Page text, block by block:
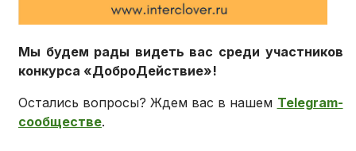
Мы будем рады видеть вас среди участников
конкурса «ДоброДействие»!
Остались вопросы? Ждем вас в нашем Telegram-
сообществе.